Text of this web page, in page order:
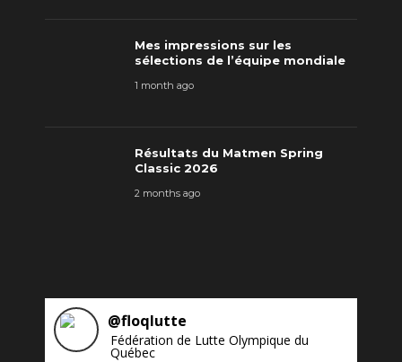
Mes impressions sur les
sélections de l’équipe mondiale
1 month ago
Résultats du Matmen Spring
Classic 2026
2 months ago
@floqlutte
Fédération de Lutte Olympique du
Québec